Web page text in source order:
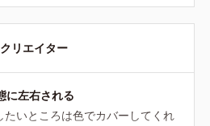
リエイター
に左右される
いところは色でカバーしてくれ